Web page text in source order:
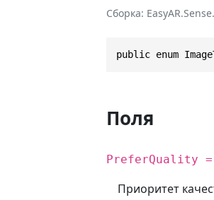
Сборка
public enum
Поля
PreferQuality
Приоритет